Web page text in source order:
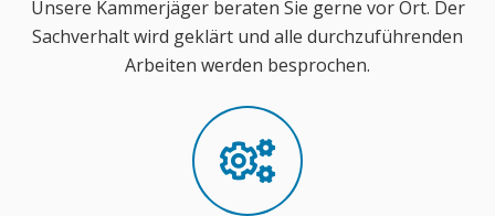
Unsere Kammerjäger beraten Sie gerne vor Ort. Der
Sachverhalt wird geklärt und alle durchzuführenden
Arbeiten werden besprochen.